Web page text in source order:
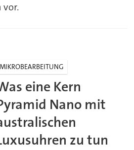
MIKROBEARBEITUNG
eine Kern
Nano mit
zu tun